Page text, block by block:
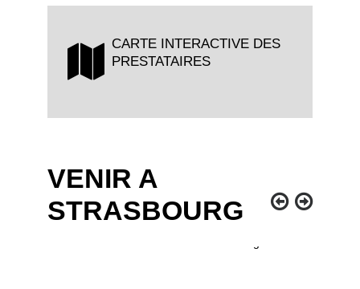
CARTE INTERACTIVE DES
PRESTATAIRES
VENIR A
STRASBOURG